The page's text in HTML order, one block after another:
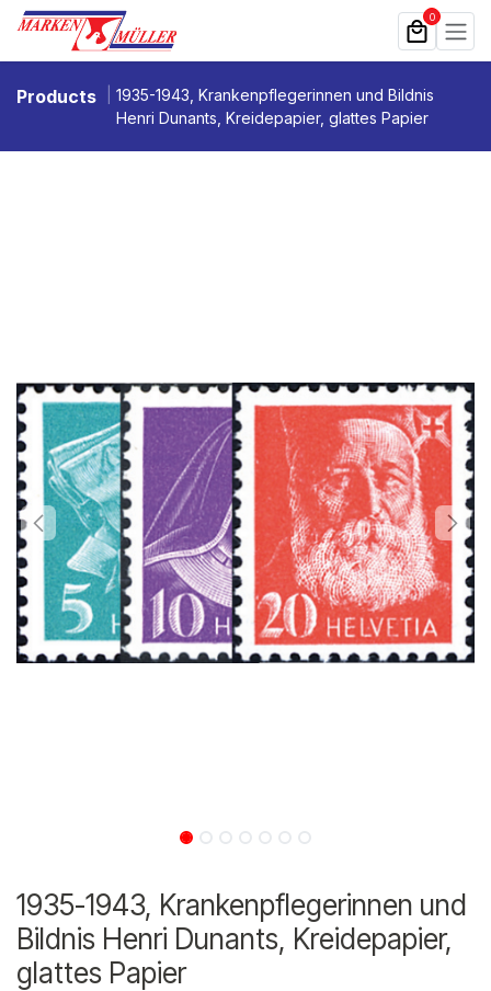
Zum Inhalt springen 0
Products
1935-1943, Krankenpflegerinnen und Bildnis
Henri Dunants, Kreidepapier, glattes Papier
1935-1943, Krankenpflegerinnen und
Bildnis Henri Dunants, Kreidepapier,
glattes Papier